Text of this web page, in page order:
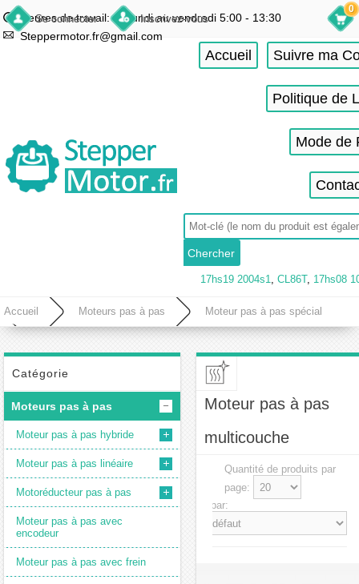
Se connecter Inscrivez-vous
Heures de travail: du lundi au vendredi 5:00 - 13:30
Steppermotor.fr@gmail.com
0
Accueil Suivre ma
Politique de
Mode de
17hs19 2004s1, CL86T, 17hs08
Accueil Moteurs pas à pas Moteur pas à pas spécial
Catégorie
Moteurs pas à pas
Moteur pas à pas hybride
Moteur pas à pas linéaire
Motoréducteur pas à pas
Moteur pas à pas avec
encodeur
Moteur pas à pas avec frein
Moteur pas à pas
multicouche
Quantité de produits par
page:
Trier par: